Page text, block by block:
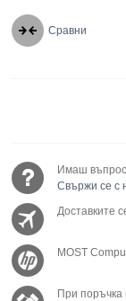
Сравни
Имаш
Свържи се с
Доставките
MOST
При поръчка